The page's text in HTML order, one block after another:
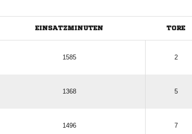
EINSATZMINUTEN TORE
1585 2
1368 5
1496 7